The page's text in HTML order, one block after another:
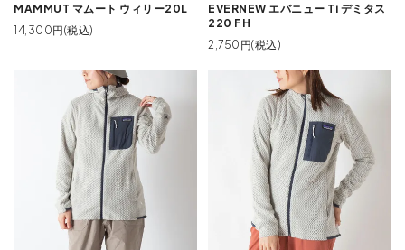
MAMMUT マムート ウィリー20L
14,300円(税込)
EVERNEW エバニュー Ti デミタス
220 FH
2,750円(税込)